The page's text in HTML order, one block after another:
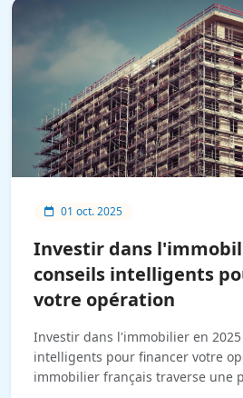
01 oct. 2025
Investir dans
conseils intelligents
votre opération
Investir dans l'immobilier en 2025
intelligents pour financer votre
immobilier français traverse une